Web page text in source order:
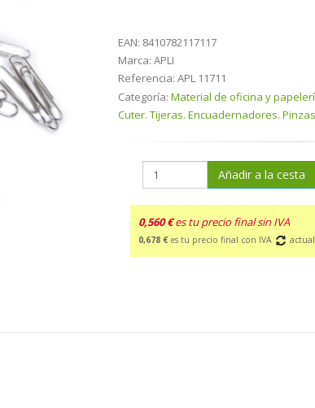
EAN: 8410782117117
Marca: APLI
Referencia: APL 11711
Categoría: Material de oficina y
Cuter. Tijeras. Encuadernadores. Pinzas
Añadir a la cesta
0,560 €es tu precio final sin IVA
0,678 € es tu precio final con IVA